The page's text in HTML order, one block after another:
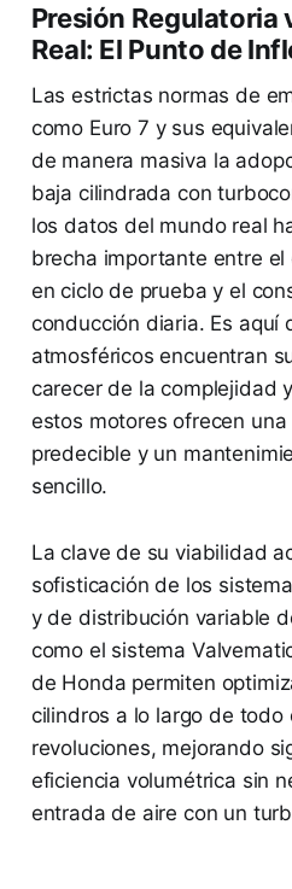
Presión Regulatoria
Real: El Punto de
Las estrictas normas de
como Euro 7 y sus
de manera masiva la
baja cilindrada con
los datos del mundo real
brecha importante entre
en ciclo de prueba y el
conducción diaria. Es aquí
atmosféricos encuentran
carecer de la complejidad
estos motores ofrecen
predecible y un
sencillo.
La clave de su viabilidad
sofisticación de los
y de distribución variable
como el sistema
de Honda permiten
cilindros a lo largo de todo
revoluciones, mejorando
eficiencia volumétrica sin
entrada de aire con un